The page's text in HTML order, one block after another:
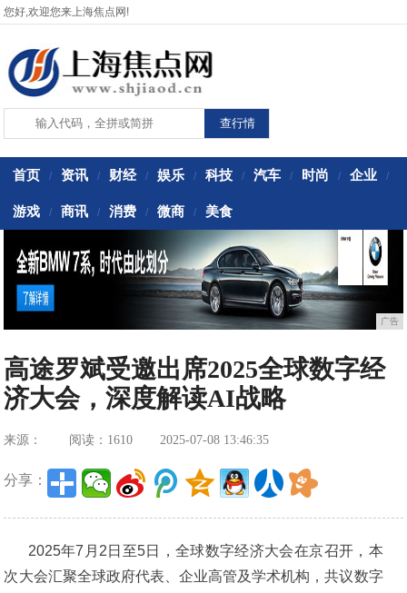
您好,欢迎您来上海焦点网!
首页 / 资讯 / 财经 / 娱乐 / 科技 / 汽车 / 时尚 / 企业 /
游戏 / 商讯 / 消费 / 微商 / 美食
广告
高途罗斌受邀出席2025全球数字经
济大会，深度解读AI战略
来源： 阅读：1610 2025-07-08 13:46:35
分享：
2025年7月2日至5日，全球数字经济大会在京召开，本
次大会汇聚全球政府代表、企业高管及学术机构，共议数字